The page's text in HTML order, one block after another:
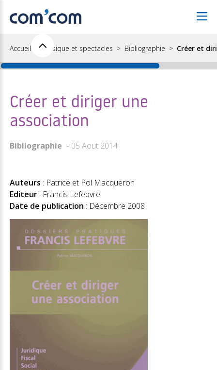
Accueil Musique et spectacles Bibliographie Créer et
Créer et diriger une
association
Bibliographie 05 Aout 2014
Auteurs : Patrice et Pol Macqueron
Editeur : Francis Lefebvre
Date de publication : Décembre 2008